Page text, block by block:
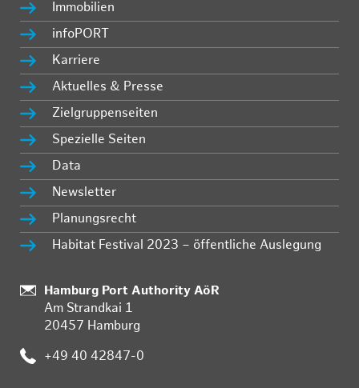
Immobilien
infoPORT
Karriere
Aktuelles & Presse
Zielgruppenseiten
Spezielle Seiten
Data
Newsletter
Planungsrecht
Habitat Festival 2023 – öffentliche Auslegung
Standort:
Hamburg Port Authority AöR
Am Strandkai 1
20457 Hamburg
Telefon:
+49 40 42847-0